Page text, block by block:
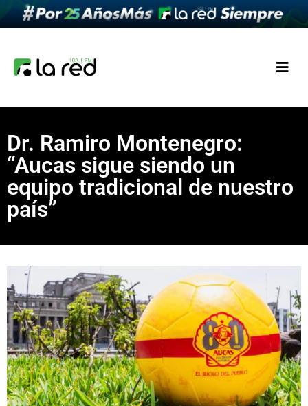
Dr. Ramiro Montenegro:
“Aucas sigue siendo un
equipo tradicional de nuestro
país”